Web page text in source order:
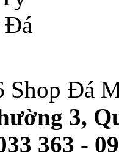
Shop Đá
3,
363 -